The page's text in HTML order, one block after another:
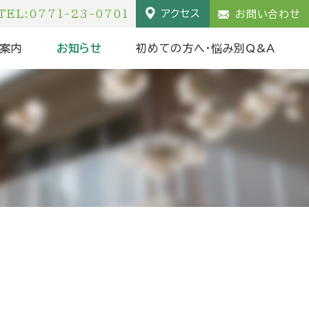
23-0701 アクセス お問い合わせ
内 お知らせ 初めての方へ・悩み別Q&A